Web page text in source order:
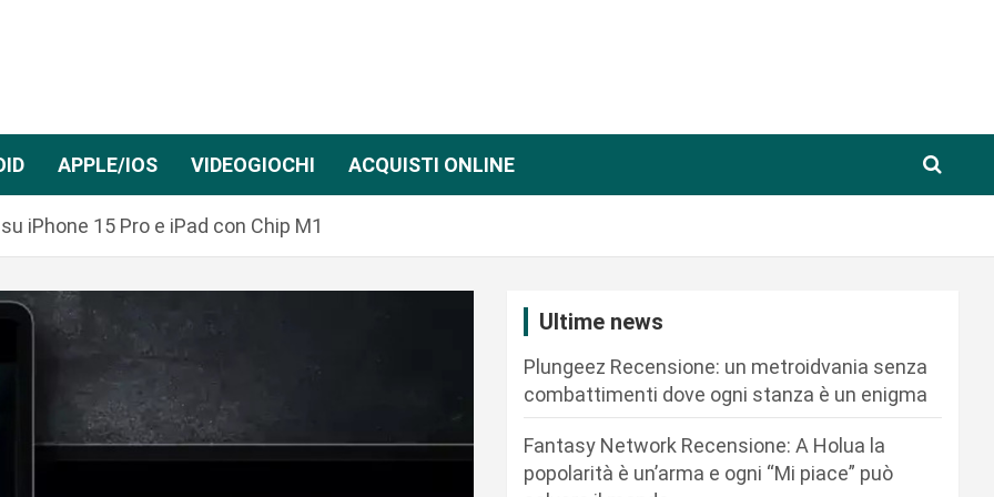
APPLE/IOS VIDEOGIOCHI ACQUISTI ONLINE
iPhone 15 Pro e iPad con Chip M1
Ultime news
Plungeez Recensione: un metroidvania senza
combattimenti dove ogni stanza è un enigma
Fantasy Network Recensione: A Holua la
popolarità è un’arma e ogni “Mi piace” può